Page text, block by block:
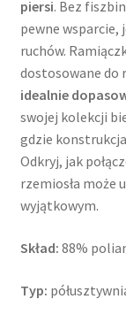
piersi. Bez
pewne wsparcie,
ruchów.
dostosowane do
idealnie
swojej kolekcji
gdzie
Odkryj, jak
rzemiosła może
wyjątkowym.
Skład: 88%
Typ: